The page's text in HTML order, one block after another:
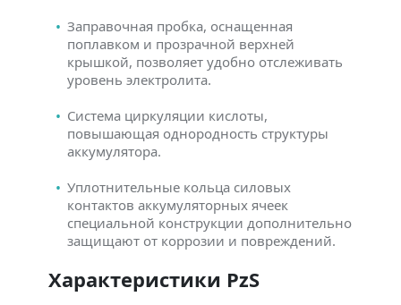
Заправочная пробка, оснащенная
поплавком и прозрачной верхней
крышкой, позволяет удобно отслеживать
уровень электролита.
Система циркуляции кислоты,
повышающая однородность структуры
аккумулятора.
Уплотнительные кольца силовых
контактов аккумуляторных ячеек
специальной конструкции дополнительно
защищают от коррозии и повреждений.
Характеристики PzS